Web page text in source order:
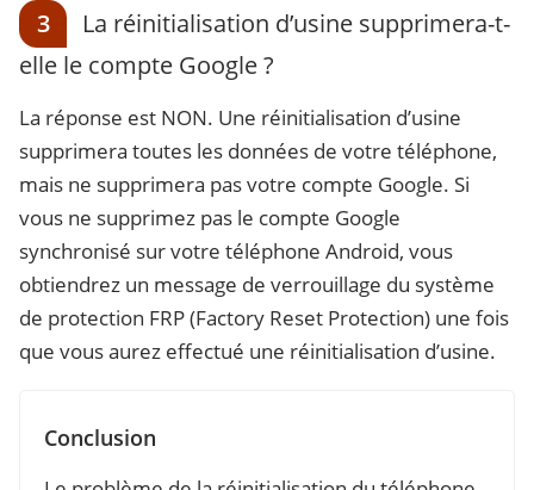
3
La réinitialisation d’usine supprimera-t-
elle le compte Google ?
La réponse est NON. Une réinitialisation d’usine
supprimera toutes les données de votre téléphone,
mais ne supprimera pas votre compte Google. Si
vous ne supprimez pas le compte Google
synchronisé sur votre téléphone Android, vous
obtiendrez un message de verrouillage du système
de protection FRP (Factory Reset Protection) une fois
que vous aurez effectué une réinitialisation d’usine.
Conclusion